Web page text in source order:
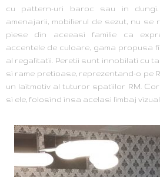
cu pattern-uri baroc sau in dungi.
amenajarii, mobilierul de sezut, nu se
piese din aceeasi familie ca
accentele de culoare, gama propusa
al regalitatii. Peretii sunt innobilati cu
si rame pretioase, reprezentand-o pe
un laitmotiv al tuturor spatiilor RM.
si ele, folosind insa acelasi limbaj vizual.